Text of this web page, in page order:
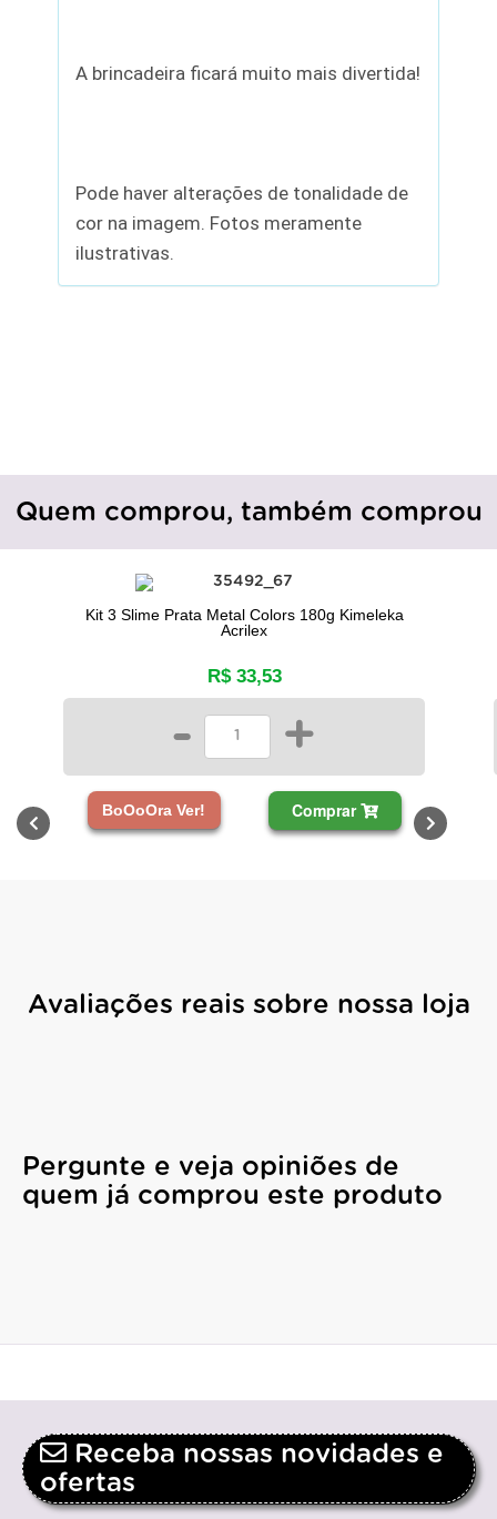
A brincadeira ficará muito mais divertida!
Pode haver alterações de tonalidade de
cor na imagem. Fotos meramente
ilustrativas.
Quem comprou, também comprou
Kit 3 Slime Prata Metal Colors 180g Kimeleka
Acrilex
R$ 33,53
- +
BoOoOra Ver! Comprar
Avaliações reais sobre nossa loja
Pergunte e veja opiniões de
quem já comprou este produto
Receba nossas novidades e
ofertas